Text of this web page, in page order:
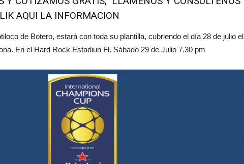
AQUI LA INFORMACION
de Botero, estará con toda su plantilla, cubriendo el día 28 de julio el
En el Hard Rock Estadiun Fl. Sábado 29 de Julio 7.30 pm